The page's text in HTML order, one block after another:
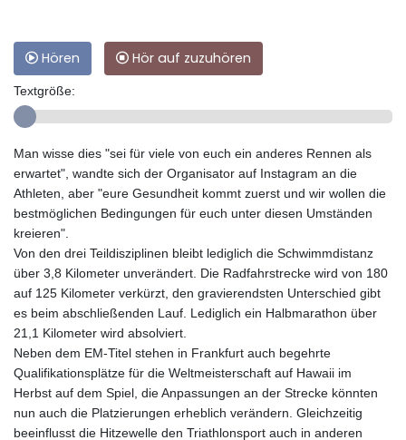
Hören Hör auf zuzuhören
Textgröße:
Man wisse dies "sei für viele von euch ein anderes Rennen als
erwartet", wandte sich der Organisator auf Instagram an die
Athleten, aber "eure Gesundheit kommt zuerst und wir wollen die
bestmöglichen Bedingungen für euch unter diesen Umständen
kreieren".
Von den drei Teildisziplinen bleibt lediglich die Schwimmdistanz
über 3,8 Kilometer unverändert. Die Radfahrstrecke wird von 180
auf 125 Kilometer verkürzt, den gravierendsten Unterschied gibt
es beim abschließenden Lauf. Lediglich ein Halbmarathon über
21,1 Kilometer wird absolviert.
Neben dem EM-Titel stehen in Frankfurt auch begehrte
Qualifikationsplätze für die Weltmeisterschaft auf Hawaii im
Herbst auf dem Spiel, die Anpassungen an der Strecke könnten
nun auch die Platzierungen erheblich verändern. Gleichzeitig
beeinflusst die Hitzewelle den Triathlonsport auch in anderen